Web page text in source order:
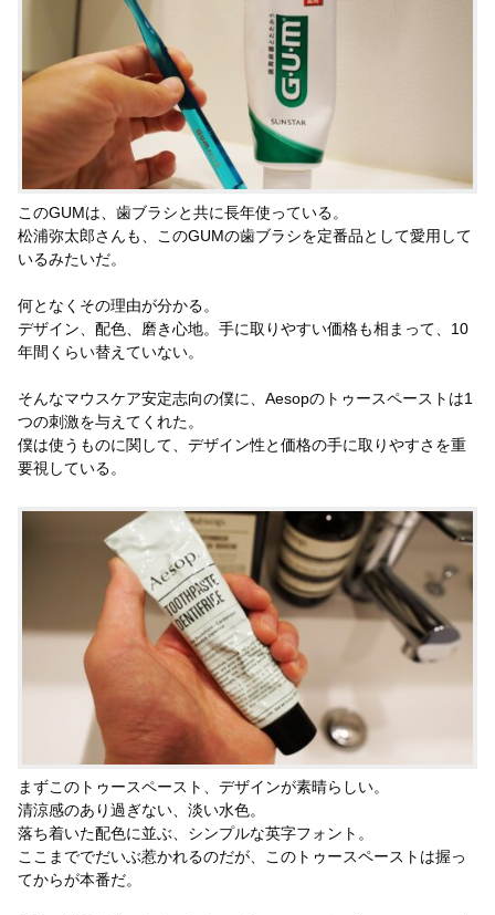
このGUMは、歯ブラシと共に長年使っている。
松浦弥太郎さんも、このGUMの歯ブラシを定番品として愛用して
いるみたいだ。
何となくその理由が分かる。
デザイン、配色、磨き心地。手に取りやすい価格も相まって、10
年間くらい替えていない。
そんなマウスケア安定志向の僕に、Aesopのトゥースペーストは1
つの刺激を与えてくれた。
僕は使うものに関して、デザイン性と価格の手に取りやすさを重
要視している。
まずこのトゥースペースト、デザインが素晴らしい。
清涼感のあり過ぎない、淡い水色。
落ち着いた配色に並ぶ、シンプルな英字フォント。
ここまででだいぶ惹かれるのだが、このトゥースペーストは握っ
てからが本番だ。